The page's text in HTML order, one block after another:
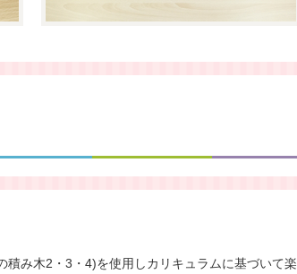
み木2・3・4)を使用しカリキュラムに基づいて楽